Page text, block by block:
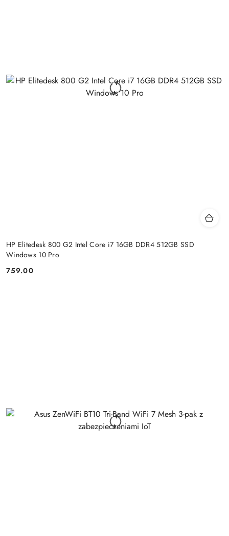
HP Elitedesk 800 G2 Intel Core i7 16GB DDR4 512GB SSD
Windows 10 Pro
Cena:
759.00